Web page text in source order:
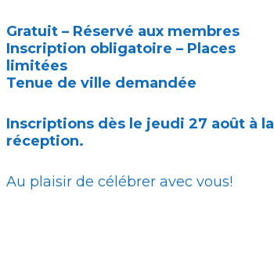
du
Gratuit – Réservé aux membres
Inscription obligatoire – Places
limitées
Tenue de ville demandée
Inscriptions dès le jeudi 27 août à la
réception.
Au plaisir de célébrer avec vous!